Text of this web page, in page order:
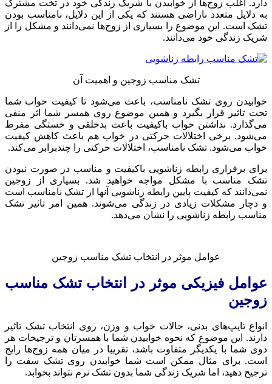
دارد. اغلب زوج‌ها از خوابیدن با شریک زندگی خود در تخت مشترک
به دلایل متعدد ناراضی هستند که یکی از این دلایل، نامناسب بودن
تشک است. این موضوع را بسیاری از زوج‌ها نمی‌دانند و مشکل را از
شریک زندگی خود می‌دانند.
تشک مناسب زوجین و اهمیت آن
خوابیدن روی تشک نامناسب، باعث می‌شود تا کیفیت خواب شما
تحت تاثیر قرار بگیرد و همین موضوع روی همسر شما اثر منفی
می‌گذارد. نداشتن خواب باکیفیت باعث بدخلقی و خستگی مفرط
می‌شود. برخی اختلالات حرکتی در خواب هم باعث کاهش کیفیت
خواب می‌شود. تشک نامناسب، اختلالات حرکتی را چندبرابر می‌کند.
برای برقراری رابطه زناشویی باکیفیت و مناسب در صورت نبودن
تشک مناسب با مشکل مواجه خواهید شد. بسیاری از زوجین
نمی‌دانند که کیفیت پایین رابطه زناشویی آنها از تشک نامناسب است
و دچار مشکلات زیادی در زندگی می‌شوند. همین امر تاثیر تشک
مناسب رابطه زناشویی را نشان می‌دهد.
عوامل موثر در انتخاب تشک مناسب زوجین
عوامل فیزیکی موثر در انتخاب تشک مناسب
زوجین
انواع تایپ‌های بدنی، حالات خواب و وزن، روی انتخاب تشک تاثیر
دارند. این موضوع که نحوه خوابیدن شما با همسرتان و ترجیحات هر
دوی شما با یکدیگر متفاوت باشد، تقریبا در میان همه زوج‌ها رایج
است. برای مثال ممکن است شما خوابیدن روی تشک سفت را
ترجیح دهید، اما شریک زندگی شما بدون تشک نرم نتواند بخوابد.